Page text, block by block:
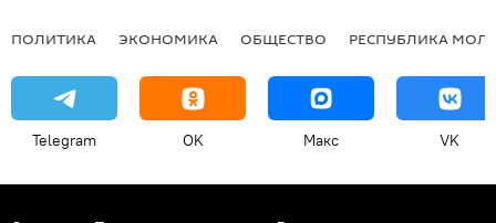
ПОЛИТИКА ЭКОНОМИКА ОБЩЕСТВО РЕСПУБЛИКА
Telegram OK Макс VK